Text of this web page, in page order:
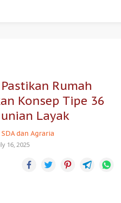
Rumah
Konsep Tipe 36
Layak
SDA dan Agraria
16, 2025